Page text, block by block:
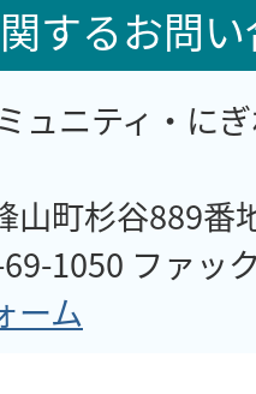
するお問
ュニティ・に
山町杉谷889番
1050 ファッ
ーム